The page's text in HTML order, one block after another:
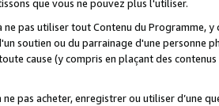
que vous ne pouvez plus l'utiliser.
ne pas utiliser tout Contenu du Programme,
soutien ou du parrainage d'une personne
cause (y compris en plaçant des
ne pas acheter, enregistrer ou utiliser d’une